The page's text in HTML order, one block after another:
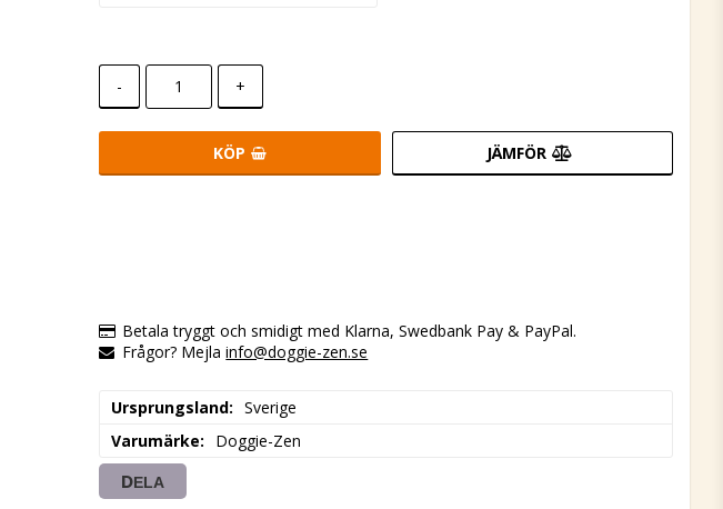
- +
KÖP JÄMFÖR
Betala tryggt och smidigt med Klarna, Swedbank Pay & PayPal.
Frågor? Mejlainfo@doggie-zen.se
Ursprungsland
Sverige
Varumärke
Doggie-Zen
DELA